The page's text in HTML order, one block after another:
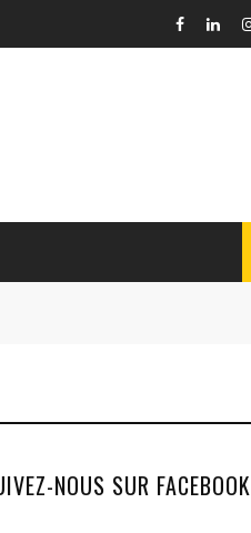
NOUS SUR FACEBOOK